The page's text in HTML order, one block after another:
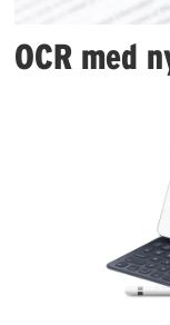
OCR med